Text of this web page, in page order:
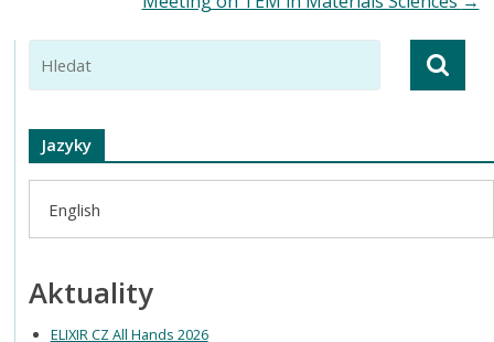
Jazyky
English
Aktuality
ELIXIR CZ All Hands 2026